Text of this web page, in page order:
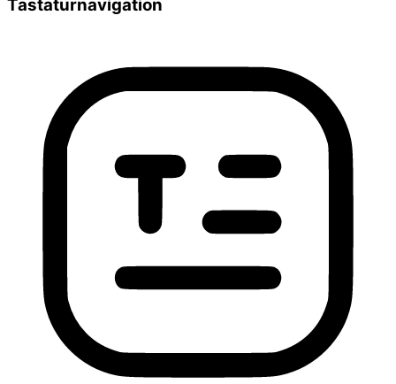
Tastaturnavigation